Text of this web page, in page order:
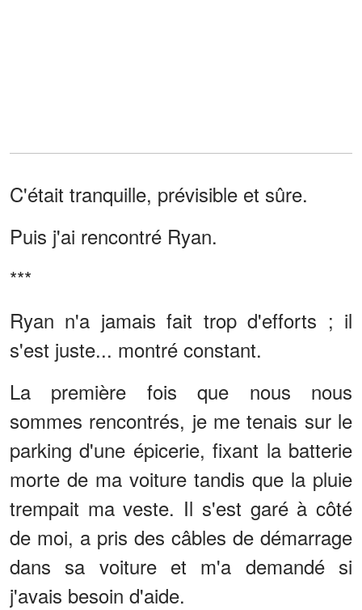
C'était tranquille, prévisible et sûre.
Puis j'ai rencontré Ryan.
***
Ryan n'a jamais fait trop d'efforts ; il
s'est juste... montré constant.
La première fois que nous nous
sommes rencontrés, je me tenais sur le
parking d'une épicerie, fixant la batterie
morte de ma voiture tandis que la pluie
trempait ma veste. Il s'est garé à côté
de moi, a pris des câbles de démarrage
dans sa voiture et m'a demandé si
j'avais besoin d'aide.